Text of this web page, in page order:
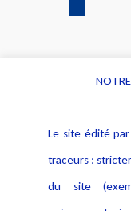
Alerte professionnelle
Déclaration
Notice Légale
Le site édité
traceurs :
du site